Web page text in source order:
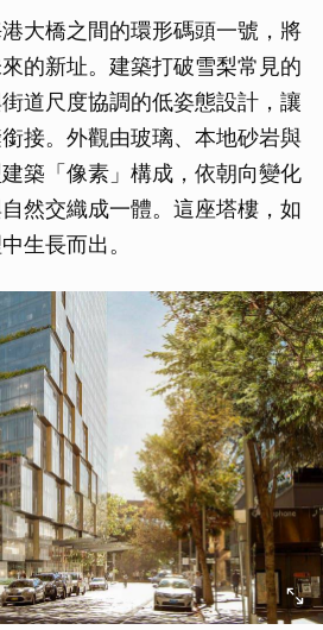
大橋之間的環形碼頭一號，將
的新址。建築打破雪梨常見的
道尺度協調的低姿態設計，讓
接。外觀由玻璃、本地砂岩與
築「像素」構成，依朝向變化
然交織成一體。這座塔樓，如
生長而出。